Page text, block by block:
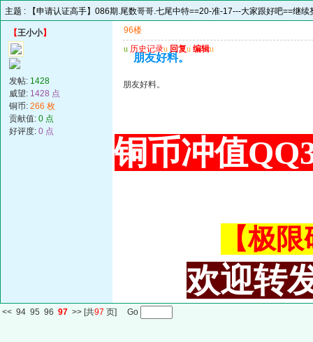
主题 : 【申请认证高手】086期.尾数哥哥.七尾中特==20-准-17---大家跟好吧==继续
【王小小】
发帖: 1428
威望: 1428 点
铜币: 266 枚
贡献值: 0 点
好评度: 0 点
96楼
u 历史记录u 回复u 编辑u
朋友好料。
朋友好料。
铜币冲值
【极
欢迎转
<< 94 95 96 97 >> [共97 页] Go